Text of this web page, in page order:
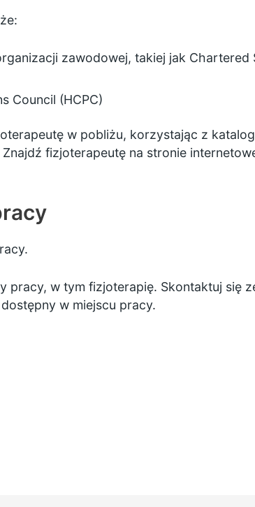
zawodowej, takiej jak Chartered
Council (HCPC)
w pobliżu, korzystając z
Znajdź fizjoterapeutęna stronie
pracy, w tym fizjoterapię. Skontaktuj się
w miejscu pracy.